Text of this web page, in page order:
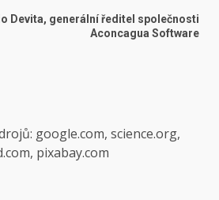
Devita, generální ředitel společnosti
Aconcagua Software
google.com, science.org,
pixabay.com